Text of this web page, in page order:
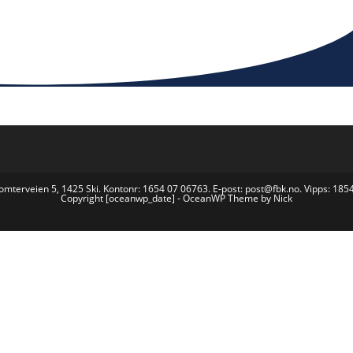
5, 1425 Ski. Kontonr: 1654 07 06763. E-post: post@fbk.no. Vipps:
Copyright [oceanwp_date] - OceanWP Theme by Nick